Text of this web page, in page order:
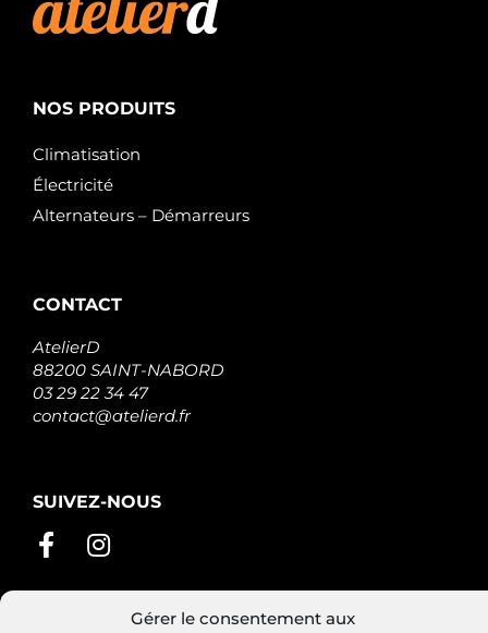
Gérer le consentement aux
NOS PRODUITS
Climatisation
Électricité
Alternateurs – Démarreurs
CONTACT
AtelierD
88200 SAINT-NABORD
03 29 22 34 47
contact@atelierd.fr
SUIVEZ-NOUS